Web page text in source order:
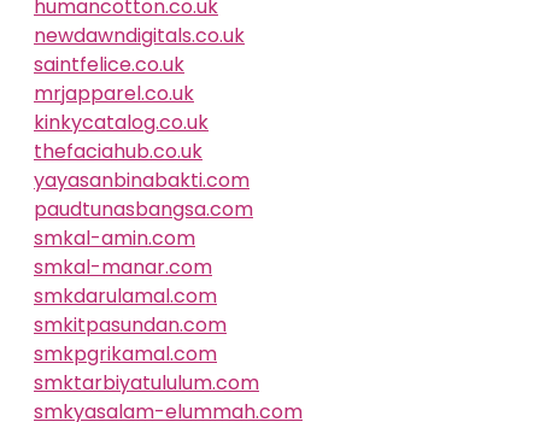
humancotton.co.uk
newdawndigitals.co.uk
saintfelice.co.uk
mrjapparel.co.uk
kinkycatalog.co.uk
thefaciahub.co.uk
yayasanbinabakti.com
paudtunasbangsa.com
smkal-amin.com
smkal-manar.com
smkdarulamal.com
smkitpasundan.com
smkpgrikamal.com
smktarbiyatululum.com
smkyasalam-elummah.com